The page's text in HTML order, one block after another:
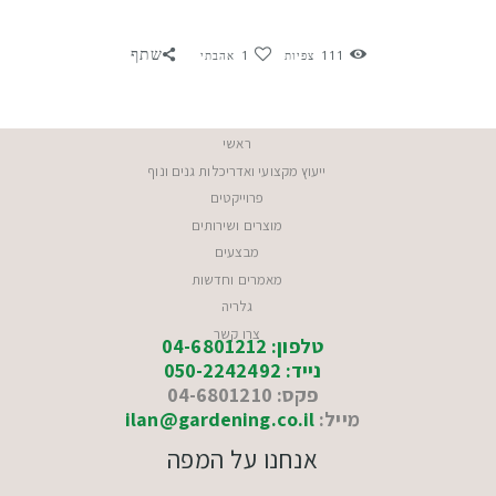
111 צפיות 1 אהבתי שתף
ראשי
ייעוץ מקצועי ואדריכלות גנים ונוף
פרוייקטים
מוצרים ושירותים
מבצעים
מאמרים וחדשות
גלריה
צרו קשר
טלפון: 04-6801212
נייד: 050-2242492
פקס: 04-6801210
מייל: ilan@gardening.co.il
אנחנו על המפה